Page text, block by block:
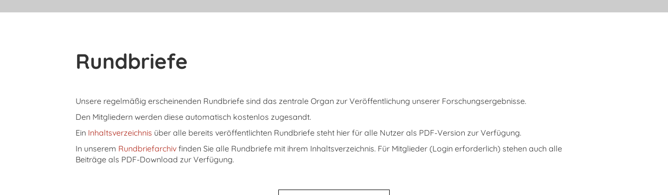
Rundbriefe
Unsere regelmäßig erscheinenden Rundbriefe sind das zentrale Organ zur Veröffentlichung unserer Forschungsergebnisse.
Den Mitgliedern werden diese automatisch kostenlos zugesandt.
Ein Inhaltsverzeichnis über alle bereits veröffentlichten Rundbriefe steht hier für alle Nutzer als PDF-Version zur Verfügung.
In unserem Rundbriefarchiv finden Sie alle Rundbriefe mit ihrem Inhaltsverzeichnis. Für Mitglieder (Login erforderlich) stehen auch alle
Beiträge als PDF-Download zur Verfügung.